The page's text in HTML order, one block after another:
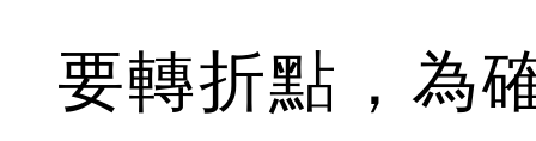
要轉折點，為